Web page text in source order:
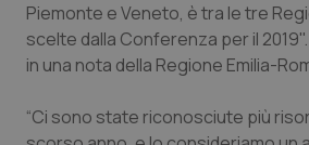
Calabria
Campania
Emilia-Romagna
Asma & BPCO
Car-T
Colesterolo &
Piemonte e Veneto, è tra le tre
scelte dalla Conferenza per il
in una nota della Regione Emilia-
“Ci sono state riconosciute più